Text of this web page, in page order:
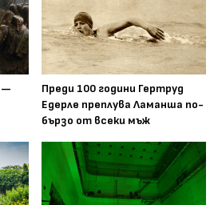
—
Преди 100 години Гертруд
Едерле преплува Ламанша по-
бързо от всеки мъж